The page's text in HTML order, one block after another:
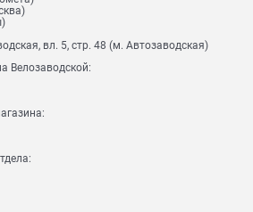
вл. 5, стр. 48 (м. Автозаводская)
Велозаводской: